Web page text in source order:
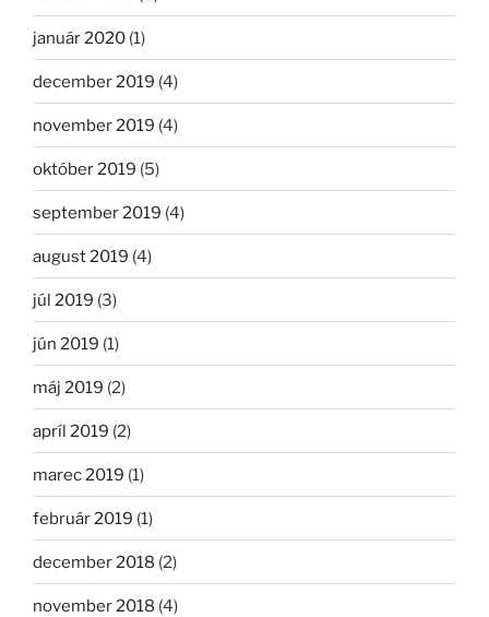
január 2020 (1)
december 2019 (4)
november 2019 (4)
október 2019 (5)
september 2019 (4)
august 2019 (4)
júl 2019 (3)
jún 2019 (1)
máj 2019 (2)
apríl 2019 (2)
marec 2019 (1)
február 2019 (1)
december 2018 (2)
november 2018 (4)